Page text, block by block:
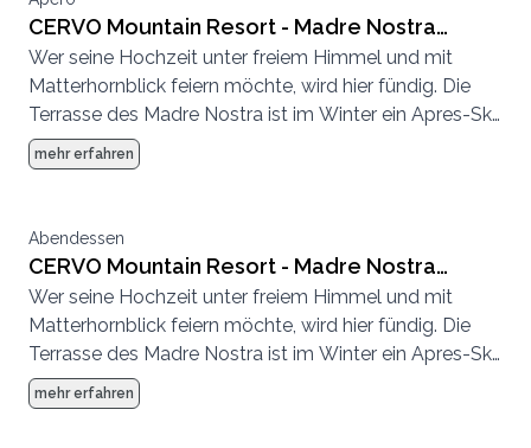
CERVO Mountain Resort - Madre Nostra
Terrasse und Deck
Wer seine Hochzeit unter freiem Himmel und mit
Matterhornblick feiern möchte, wird hier fündig. Die
Terrasse des Madre Nostra ist im Winter ein Apres-Ski
Hotspot und im Sommer eine entspannte
Sonnenterrasse.
mehr erfahren
Abendessen
CERVO Mountain Resort - Madre Nostra
Terrasse und Deck
Wer seine Hochzeit unter freiem Himmel und mit
Matterhornblick feiern möchte, wird hier fündig. Die
Terrasse des Madre Nostra ist im Winter ein Apres-Ski
Hotspot und im Sommer eine entspannte
Sonnenterrasse.
mehr erfahren